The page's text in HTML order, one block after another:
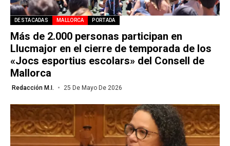
DESTACADAS MALLORCA PORTADA
Más de 2.000 personas participan en
Llucmajor en el cierre de temporada de los
«Jocs esportius escolars» del Consell de
Mallorca
Redacción M.I. 25 De Mayo De 2026